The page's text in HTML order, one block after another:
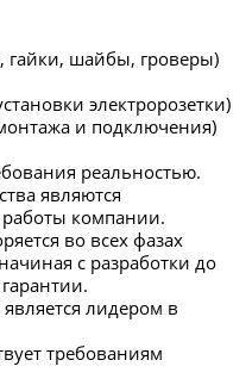
шайбы, гроверы)
электророзетки)
и подключения)
реальностью.
являются
компании.
во всех фазах
с разработки до
лидером в
требованиям